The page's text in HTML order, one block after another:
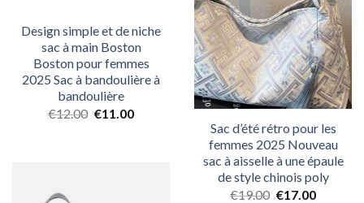
Design simple et de niche
sac à main Boston
Boston pour femmes
2025 Sac à bandoulière à
bandoulière
€12.00 €11.00
Sac d’été rétro pour les
femmes 2025 Nouveau
sac à aisselle à une épaule
de style chinois poly
€19.00 €17.00